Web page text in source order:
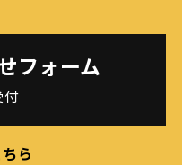
フォーム
付
ら